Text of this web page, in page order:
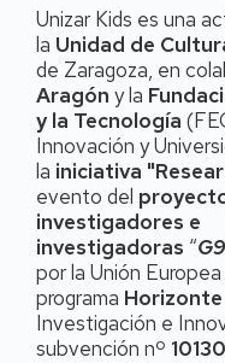
Unizar Kids es una
la Unidad de
de Zaragoza, en
Aragón y la
y la Tecnología
Innovación y
la iniciativa
evento del
investigadores e
investigadoras “
por la Unión
programa
Investigación e
subvención nº